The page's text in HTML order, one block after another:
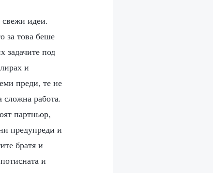
идеи.
за това беше
задачите под
и
преди, те не
сложна работа.
партньор,
предупреди и
братя и
и